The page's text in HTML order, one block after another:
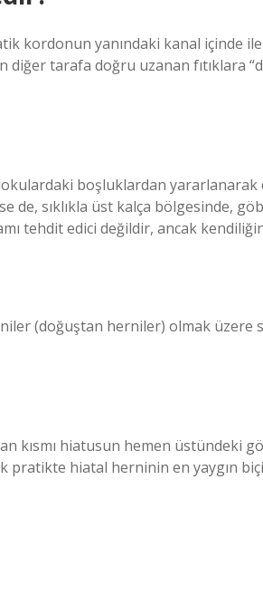
kordonun yanındaki kanal içinde
diğer tarafa doğru uzanan fıtıklara
boşluklardan yararlanarak
de, sıklıkla üst kalça bölgesinde,
tehdit edici değildir, ancak
(doğuştan herniler) olmak üzere
kısmı hiatusun hemen üstündeki
pratikte hiatal herninin en yaygın